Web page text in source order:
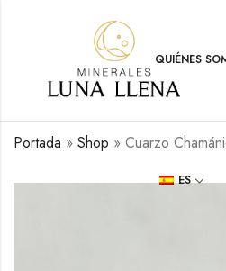
QUIÉNES
ES
Portada » Shop » Cuarzo